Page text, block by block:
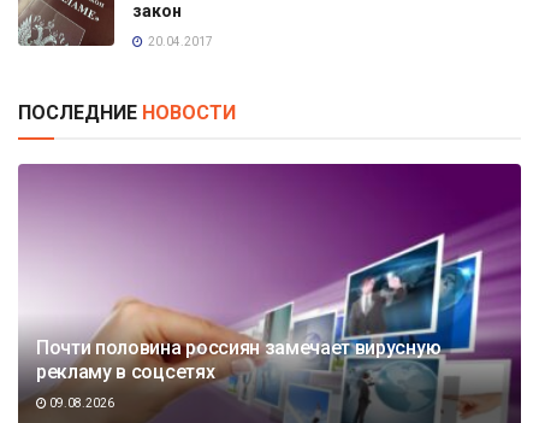
закон
20.04.2017
ПОСЛЕДНИЕ НОВОСТИ
Почти половина россиян замечает вирусную
рекламу в соцсетях
09.08.2026